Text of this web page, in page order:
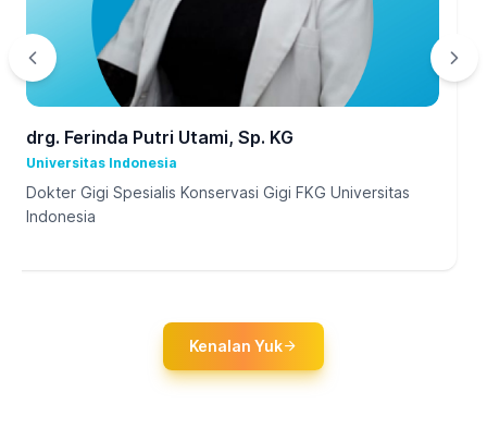
drg. Ferinda Putri Utami, Sp. KG
Universitas Indonesia
Dokter Gigi Spesialis Konservasi Gigi FKG Universitas
Indonesia
Kenalan Yuk